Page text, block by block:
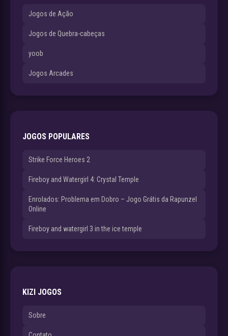
Jogos de Ação
Jogos de Quebra-cabeças
yoob
Jogos Arcades
JOGOS POPULARES
Strike Force Heroes 2
Fireboy and Watergirl 4: Crystal Temple
Enrolados: Problema em Dobro – Jogo Grátis da Rapunzel
Online
Fireboy and watergirl 3 in the ice temple
KIZI JOGOS
Sobre